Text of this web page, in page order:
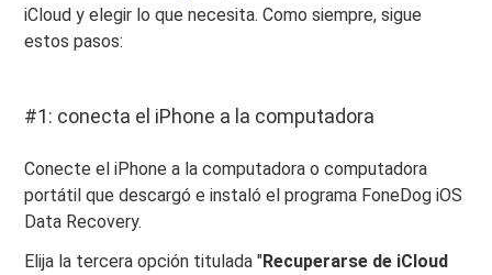
iCloud y elegir lo que necesita. Como siempre, sigue
estos pasos:
#1: conecta el iPhone a la computadora
Conecte el iPhone a la computadora o computadora
portátil que descargó e instaló el programa FoneDog iOS
Data Recovery.
Elija la tercera opción titulada "Recuperarse de iCloud